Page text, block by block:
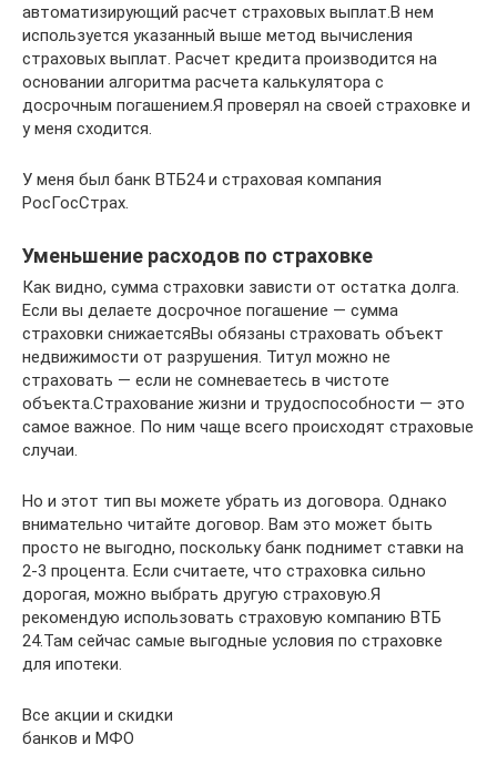
автоматизирующий расчет страховых выплат.В нем
используется указанный выше метод вычисления
страховых выплат. Расчет кредита производится на
основании алгоритма расчета калькулятора с
досрочным погашением.Я проверял на своей страховке и
у меня сходится.
У меня был банк ВТБ24 и страховая компания
РосГосСтрах.
Уменьшение расходов по страховке
Как видно, сумма страховки зависти от остатка долга.
Если вы делаете досрочное погашение — сумма
страховки снижаетсяВы обязаны страховать объект
недвижимости от разрушения. Титул можно не
страховать — если не сомневаетесь в чистоте
объекта.Страхование жизни и трудоспособности — это
самое важное. По ним чаще всего происходят страховые
случаи.
Но и этот тип вы можете убрать из договора. Однако
внимательно читайте договор. Вам это может быть
просто не выгодно, поскольку банк поднимет ставки на
2-3 процента. Если считаете, что страховка сильно
дорогая, можно выбрать другую страховую.Я
рекомендую использовать страховую компанию ВТБ
24.Там сейчас самые выгодные условия по страховке
для ипотеки.
Все акции и скидки
банков и МФО